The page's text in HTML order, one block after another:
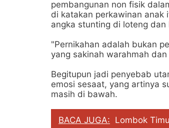
pembangunan non fisik
di katakan perkawinan anak
angka stunting di loteng
"Pernikahan adalah bukan
yang sakinah warahmah
Begitupun jadi penyebab
emosi sesaat, yang artinya
masih di bawah.
BACA JUGA: Lombok